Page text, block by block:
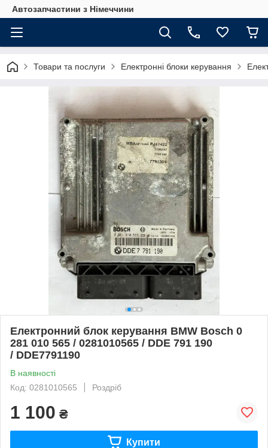
Автозапчастини з Німеччини
Товари та послуги Електронні блоки керування
Електронний блок керування BMW Bosch 0
281 010 565 / 0281010565 / DDE 791 190
/ DDE7791190
В наявності
Код: 0281010565
Роздріб
1 100 ₴
Купити